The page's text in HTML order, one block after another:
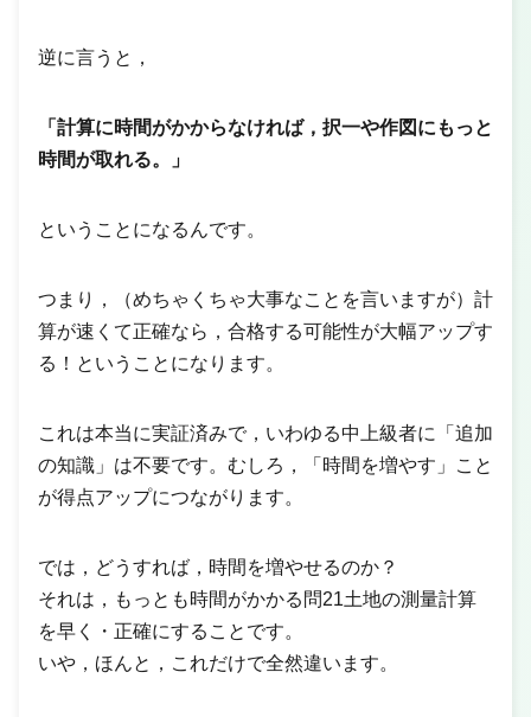
逆に言うと，
「計算に時間がかからなければ，択一や作図にもっと
時間が取れる。」
ということになるんです。
つまり，（めちゃくちゃ大事なことを言いますが）計
算が速くて正確なら，合格する可能性が大幅アップす
る！ということになります。
これは本当に実証済みで，いわゆる中上級者に「追加
の知識」は不要です。むしろ，「時間を増やす」こと
が得点アップにつながります。
では，どうすれば，時間を増やせるのか？
それは，もっとも時間がかかる問21土地の測量計算
を早く・正確にすることです。
いや，ほんと，これだけで全然違います。